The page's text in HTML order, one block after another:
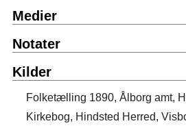
Medier
Notater
Kilder
Folketælling 1890, Ålborg amt,
Kirkebog, Hindsted Herred,